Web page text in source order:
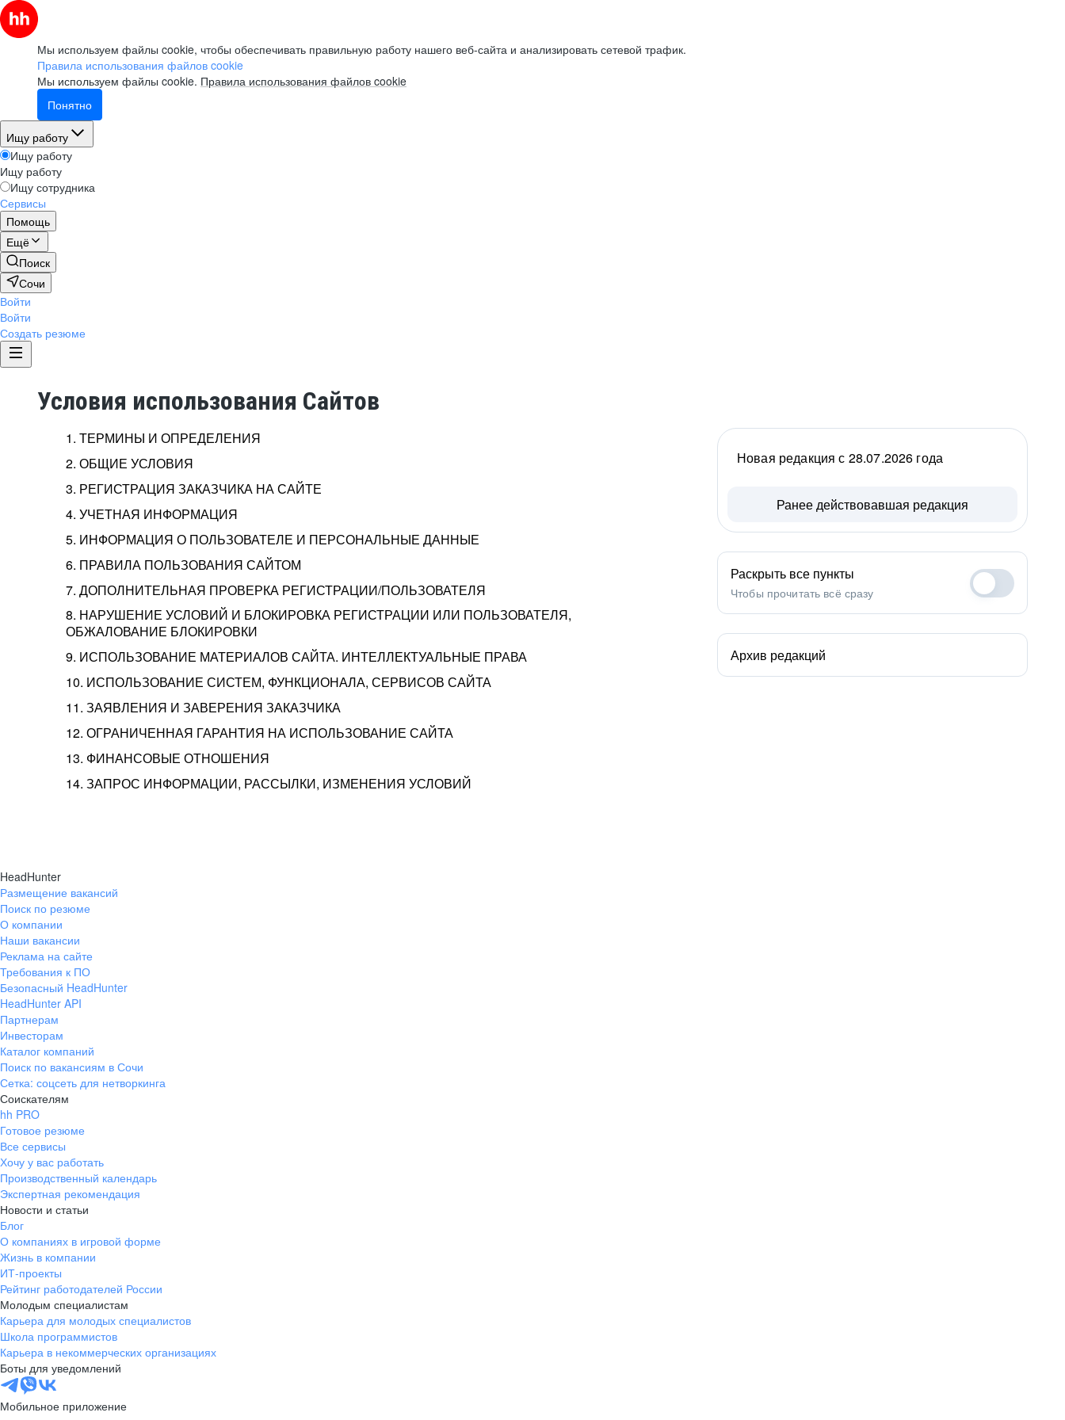
Мы используем файлы cookie, чтобы обеспечивать правильную работу нашего веб-сайта и анализировать сетевой трафик.
Правила использования файлов cookie
Мы используем файлы cookie. Правила использования файлов cookie
Понятно
Ищу работу
Ищу работу
Ищу работу
Ищу сотрудника
Сервисы
Помощь
Ещё
Поиск
Сочи
Войти
Войти
Создать резюме
Условия использования Сайтов
1. ТЕРМИНЫ И ОПРЕДЕЛЕНИЯ
2. ОБЩИЕ УСЛОВИЯ
3. РЕГИСТРАЦИЯ ЗАКАЗЧИКА НА САЙТЕ
4. УЧЕТНАЯ ИНФОРМАЦИЯ
5. ИНФОРМАЦИЯ О ПОЛЬЗОВАТЕЛЕ И ПЕРСОНАЛЬНЫЕ ДАННЫЕ
6. ПРАВИЛА ПОЛЬЗОВАНИЯ САЙТОМ
7. ДОПОЛНИТЕЛЬНАЯ ПРОВЕРКА РЕГИСТРАЦИИ/ПОЛЬЗОВАТЕЛЯ
8. НАРУШЕНИЕ УСЛОВИЙ И БЛОКИРОВКА РЕГИСТРАЦИИ ИЛИ ПОЛЬЗОВАТЕЛЯ,
ОБЖАЛОВАНИЕ БЛОКИРОВКИ
9. ИСПОЛЬЗОВАНИЕ МАТЕРИАЛОВ САЙТА. ИНТЕЛЛЕКТУАЛЬНЫЕ ПРАВА
10. ИСПОЛЬЗОВАНИЕ СИСТЕМ, ФУНКЦИОНАЛА, СЕРВИСОВ САЙТА
11. ЗАЯВЛЕНИЯ И ЗАВЕРЕНИЯ ЗАКАЗЧИКА
12. ОГРАНИЧЕННАЯ ГАРАНТИЯ НА ИСПОЛЬЗОВАНИЕ САЙТА
13. ФИНАНСОВЫЕ ОТНОШЕНИЯ
14. ЗАПРОС ИНФОРМАЦИИ, РАССЫЛКИ, ИЗМЕНЕНИЯ УСЛОВИЙ
Новая редакция с 28.07.2026 года
Ранее действовавшая редакция
Раскрыть все пункты
Чтобы прочитать всё сразу
Архив редакций
HeadHunter
Размещение вакансий
Поиск по резюме
О компании
Наши вакансии
Реклама на сайте
Требования к ПО
Безопасный HeadHunter
HeadHunter API
Партнерам
Инвесторам
Каталог компаний
Поиск по вакансиям в Сочи
Сетка: соцсеть для нетворкинга
Соискателям
hh PRO
Готовое резюме
Все сервисы
Хочу у вас работать
Производственный календарь
Экспертная рекомендация
Новости и статьи
Блог
О компаниях в игровой форме
Жизнь в компании
ИТ-проекты
Рейтинг работодателей России
Молодым специалистам
Карьера для молодых специалистов
Школа программистов
Карьера в некоммерческих организациях
Боты для уведомлений
Мобильное приложение